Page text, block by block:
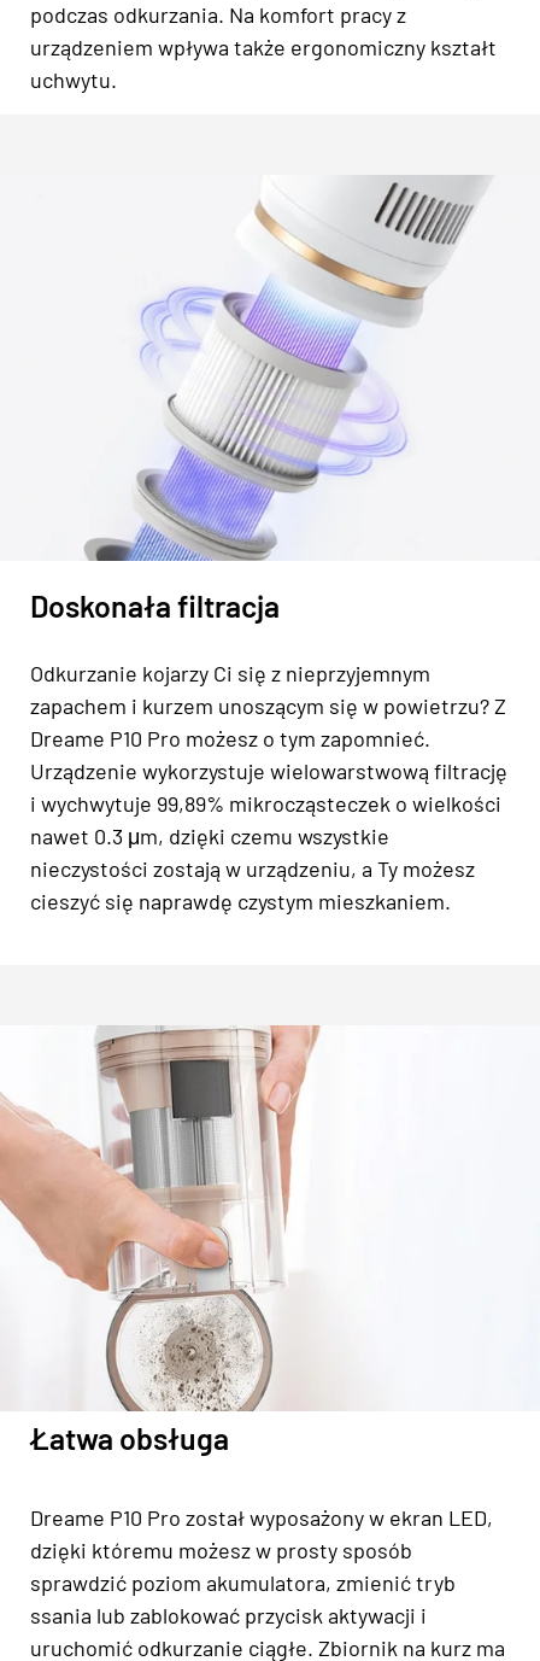
podczas odkurzania. Na komfort pracy z
urządzeniem wpływa także ergonomiczny kształt
uchwytu.
Doskonała filtracja
Odkurzanie kojarzy Ci się z nieprzyjemnym
zapachem i kurzem unoszącym się w powietrzu? Z
Dreame P10 Pro możesz o tym zapomnieć.
Urządzenie wykorzystuje wielowarstwową filtrację
i wychwytuje 99,89% mikrocząsteczek o wielkości
nawet 0.3 μm, dzięki czemu wszystkie
nieczystości zostają w urządzeniu, a Ty możesz
cieszyć się naprawdę czystym mieszkaniem.
Łatwa obsługa
Dreame P10 Pro został wyposażony w ekran LED,
dzięki któremu możesz w prosty sposób
sprawdzić poziom akumulatora, zmienić tryb
ssania lub zablokować przycisk aktywacji i
uruchomić odkurzanie ciągłe. Zbiornik na kurz ma